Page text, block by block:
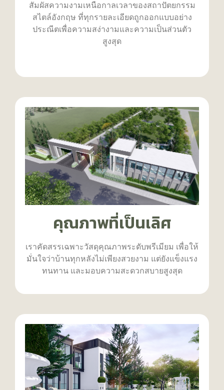
สัมผัสความงามเหนือกาลเวลาของสถาปัตยกรรม
สไตล์อังกฤษ ที่ทุกรายละเอียดถูกออกแบบอย่าง
ประณีตเพื่อความสง่างามและความเป็นส่วนตัว
สูงสุด
คุณภาพที่เป็นเลิศ
เราคัดสรรเฉพาะวัสดุคุณภาพระดับพรีเมียม เพื่อให้
มั่นใจว่าบ้านทุกหลังไม่เพียงสวยงาม แต่ยังแข็งแรง
ทนทาน และมอบความสะดวกสบายสูงสุด